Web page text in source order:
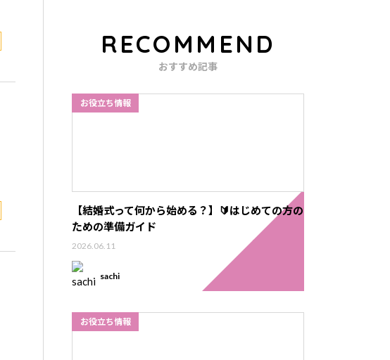
RECOMMEND
おすすめ記事
お役立ち情報
【結婚式って何から始める？】🔰はじめての方の
ための準備ガイド
2026.06.11
sachi
お役立ち情報